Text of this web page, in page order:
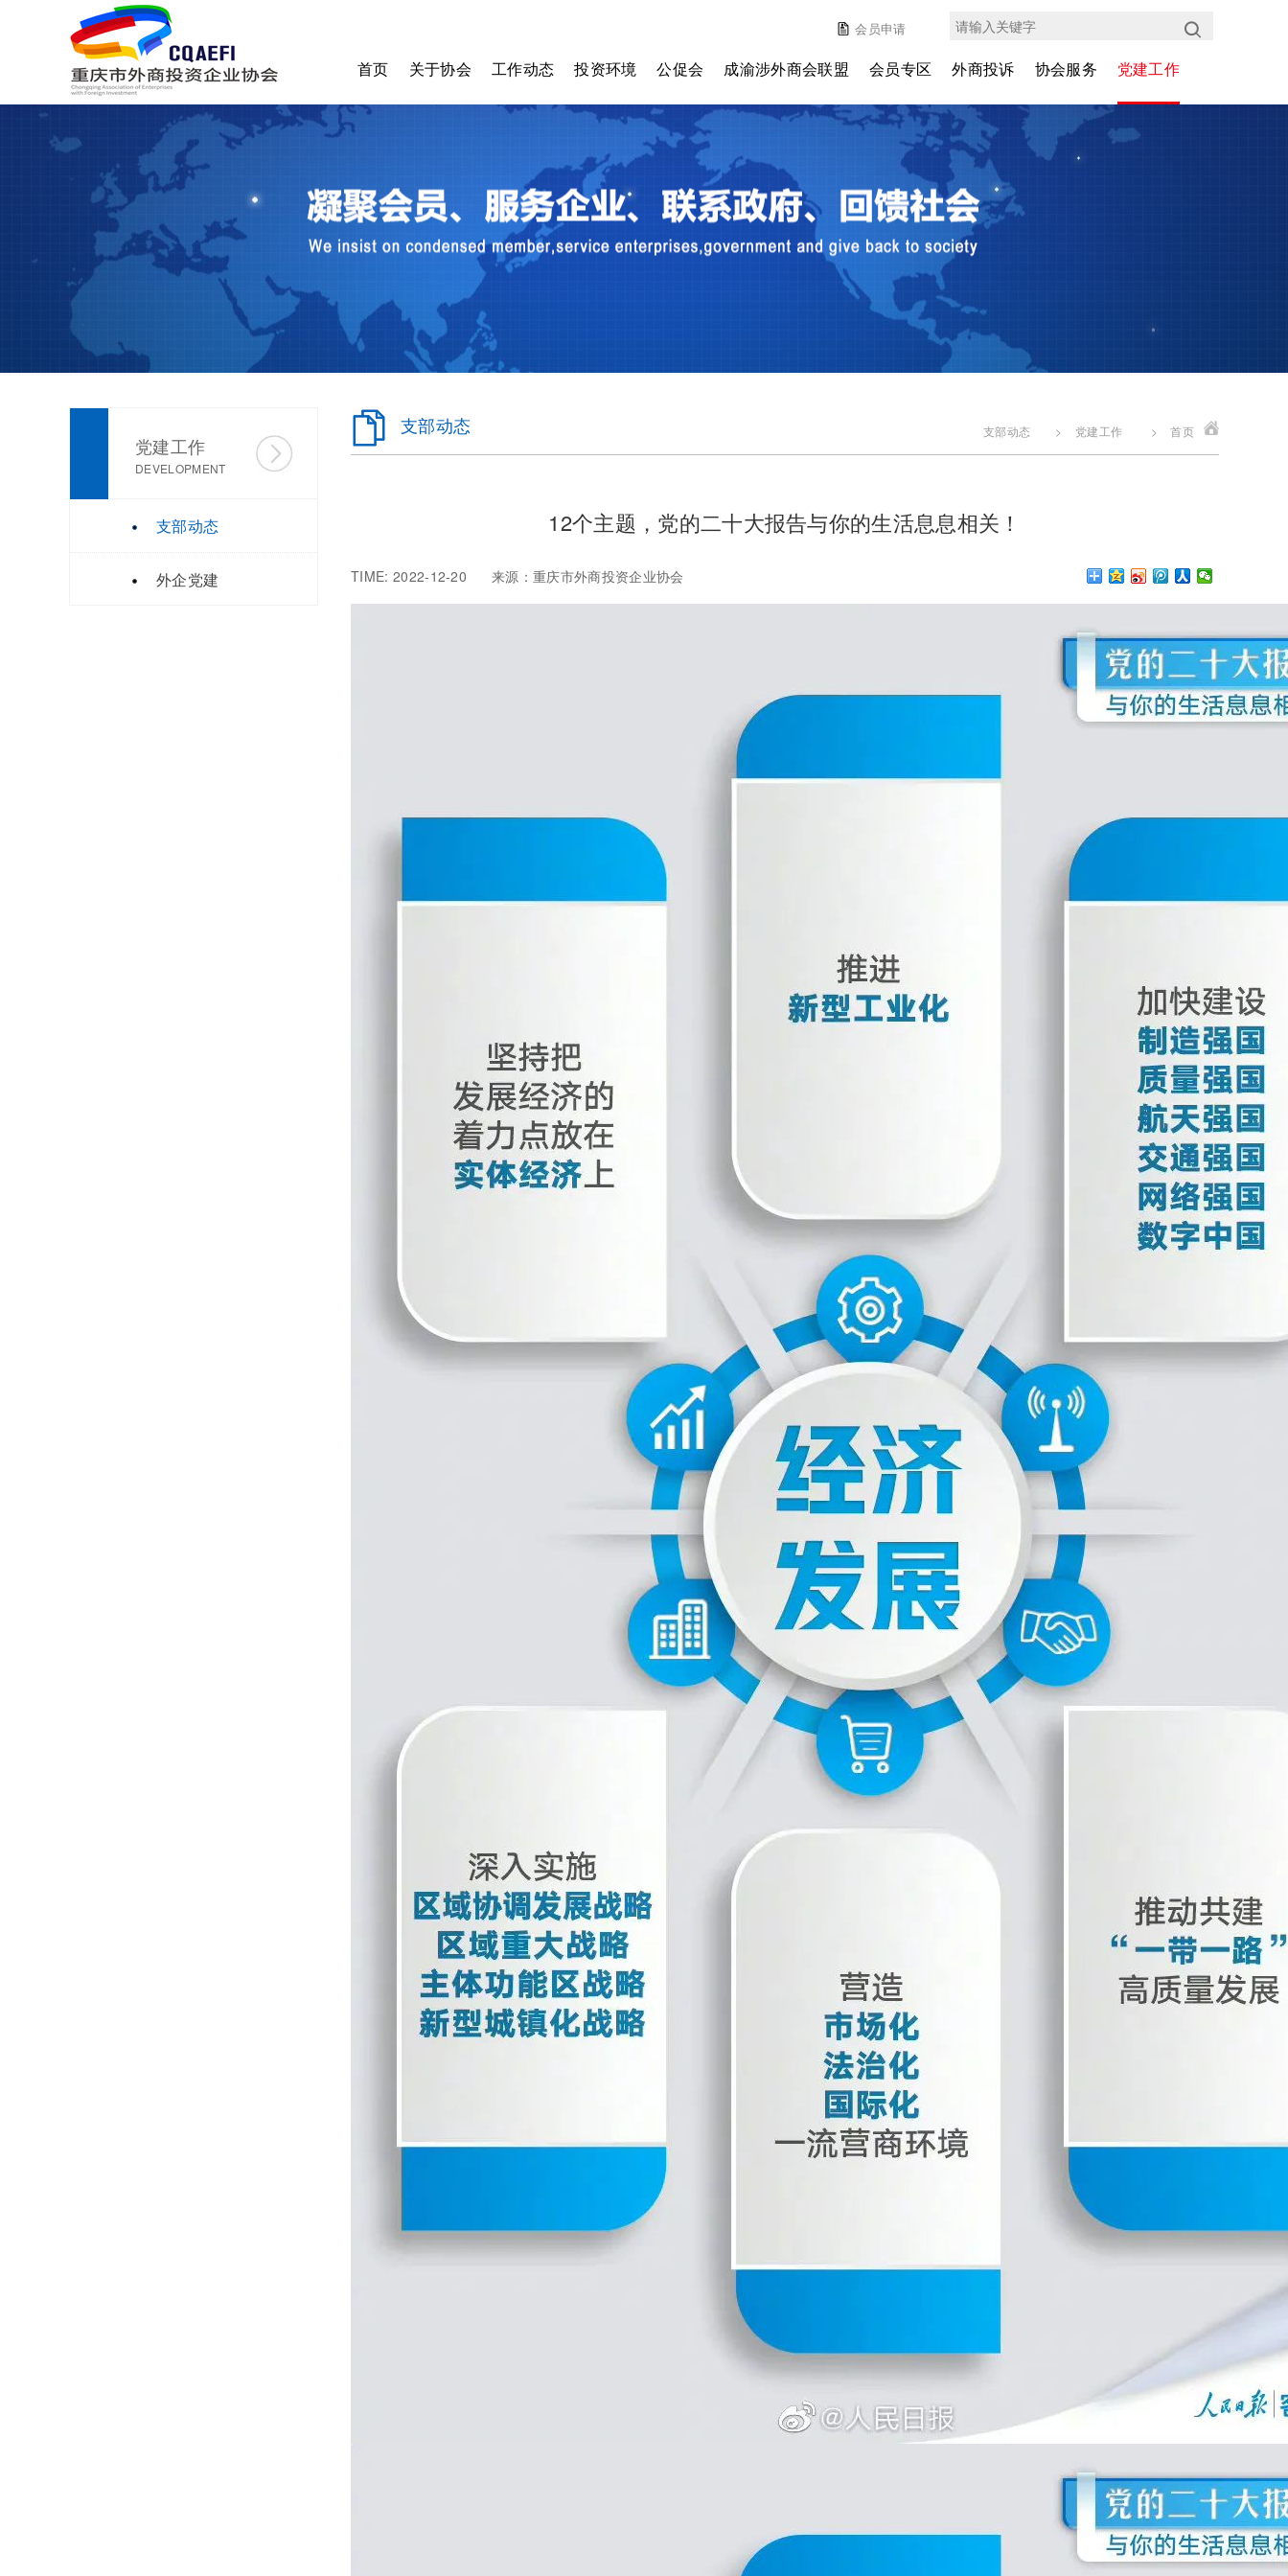
会员申请
首页 关于协会
监事会
秘书处
收费标准
加入我们
工作动态
通知公告
投资环境
历年投资环境报告
投资环境测评
其它报告
公促会
主任委员
副主任委员
会员单位
成渝涉外商会联盟 会员专区
会员介绍
企业动态
外协30年
外商投诉
投诉协调中心
管理办法
投诉协调平台
协会服务
会员权益
商务代办
党建工作
党建工作
DEVELOPMENT
支部动态
外企党建
支部动态 支部动态 > 党建工作 > 首页
12个主题，党的二十大报告与你的生活息息相关！
TIME: 2022-12-20 来源：重庆市外商投资企业协会